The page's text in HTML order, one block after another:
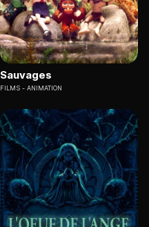
Sauvages
FILMS ANIMATION